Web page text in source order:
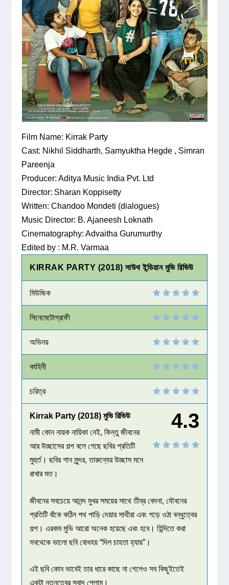
Film Name: Kirrak Party
Cast: Nikhil Siddharth, Samyuktha Hegde , Simran
Pareenja
Producer: Aditya Music India Pvt. Ltd
Director: Sharan Koppisetty
Written: Chandoo Mondeti (dialogues)
Music Director: B. Ajaneesh Loknath
Cinematography: Advaitha Gurumurthy
Edited by : M.R. Varmaa
KIRRAK PARTY (2018) সাউথ ইন্ডিয়ান মুভি রিভিউ
মিউজিক
সিনেমেটোগ্রাফী
অভিনয়
কাহিনী
চরিত্র
4.3
Kirrak Party (2018) মুভি রিভিউ
নামী কোন নায়ক নায়িকা নেই, কিন্তু জীবনের
আর উচ্ছাসের গল্প বলে গেছে ছবির প্রতিটি
মুহুর্ত। ছবির গান সুন্দর, তারুন্যের উচ্ছাস মনে
রাখার মত।
জীবনের সবচেয়ে আনন্দ মুখর সময়ের সাথে তীব্র বেদনা, যৌবনের
প্রতিটি বাঁকে কঠিন পথ পাড়ি দেয়ার সাথীরা এবং গড়ে ওঠা বন্ধুত্বের
গল্প। এরকম মুভি আরো অনেক হয়েছে এবং হবে। হিন্দিতে করা
সবথেকে ভালো ছবি বোধহয় “দিল চাহতা হ্যায়”।
এই ছবি কোন ভাবেই তার ধারে কাছে না গেলেও সব কিছুইতেই
একটা নতুনত্বের স্বাদ পেলাম।